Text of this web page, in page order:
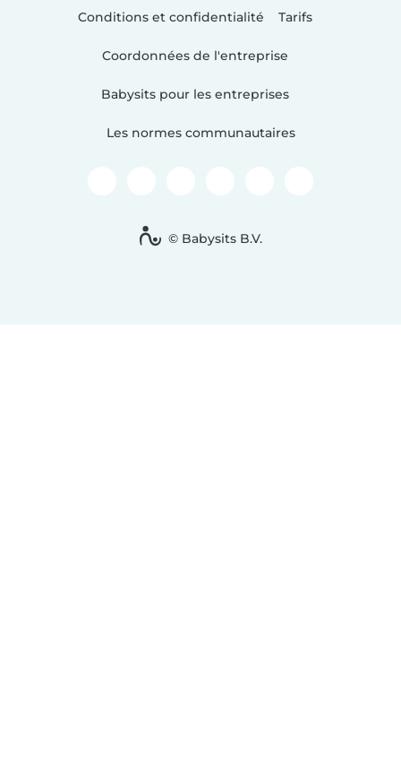
Conditions et confidentialité Tarifs
Coordonnées de l'entreprise
Babysits pour les entreprises
Les normes communautaires
© Babysits B.V.